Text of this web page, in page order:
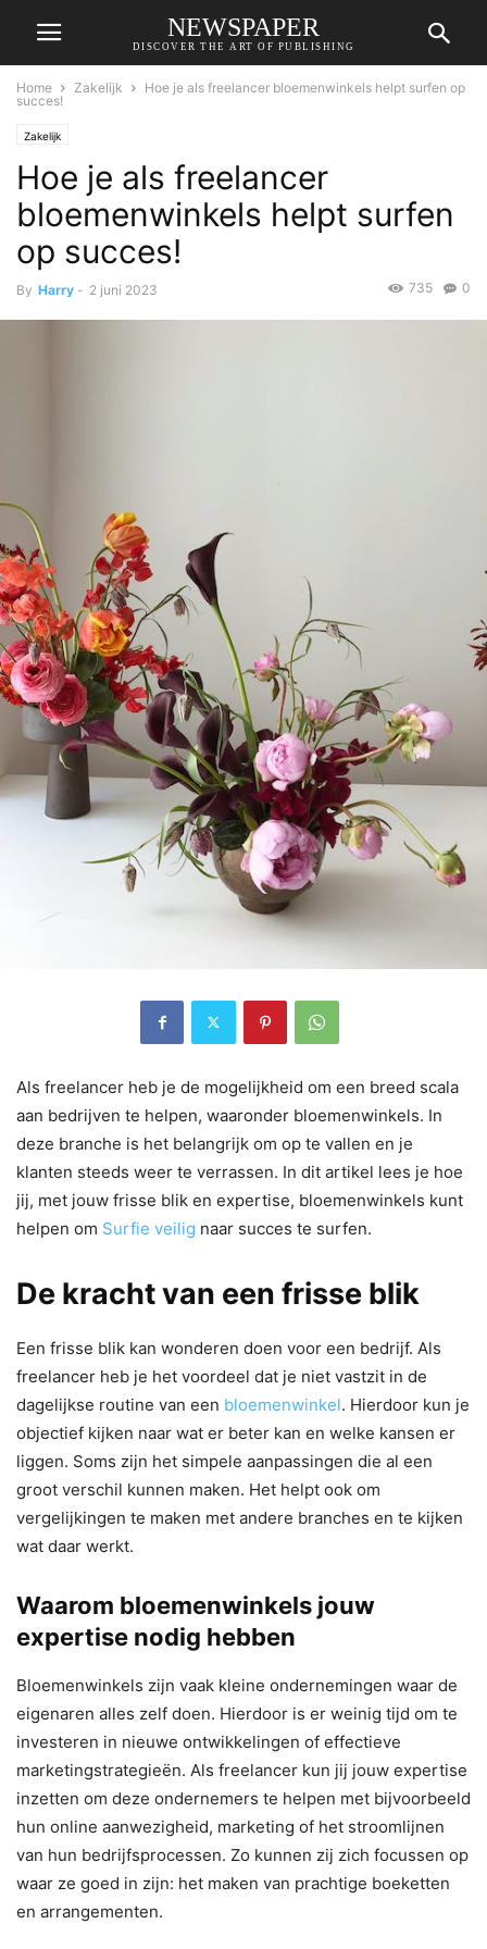
NEWSPAPER
DISCOVER THE ART OF PUBLISHING
Home Zakelijk
Hoe je als freelancer bloemenwinkels helpt surfen op
succes!
Zakelijk
Hoe je als freelancer
bloemenwinkels helpt surfen
op succes!
By Harry - 2 juni 2023 0
735
Als freelancer heb je de mogelijkheid om een breed scala
aan bedrijven te helpen, waaronder bloemenwinkels. In
deze branche is het belangrijk om op te vallen en je
klanten steeds weer te verrassen. In dit artikel lees je hoe
jij, met jouw frisse blik en expertise, bloemenwinkels kunt
helpen om Surfie veilig naar succes te surfen.
De kracht van een frisse blik
Een frisse blik kan wonderen doen voor een bedrijf. Als
freelancer heb je het voordeel dat je niet vastzit in de
dagelijkse routine van een bloemenwinkel. Hierdoor kun je
objectief kijken naar wat er beter kan en welke kansen er
liggen. Soms zijn het simpele aanpassingen die al een
groot verschil kunnen maken. Het helpt ook om
vergelijkingen te maken met andere branches en te kijken
wat daar werkt.
Waarom bloemenwinkels jouw
expertise nodig hebben
Bloemenwinkels zijn vaak kleine ondernemingen waar de
eigenaren alles zelf doen. Hierdoor is er weinig tijd om te
investeren in nieuwe ontwikkelingen of effectieve
marketingstrategieën. Als freelancer kun jij jouw expertise
inzetten om deze ondernemers te helpen met bijvoorbeeld
hun online aanwezigheid, marketing of het stroomlijnen
van hun bedrijfsprocessen. Zo kunnen zij zich focussen op
waar ze goed in zijn: het maken van prachtige boeketten
en arrangementen.